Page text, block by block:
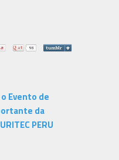
Evento de
da
PERU